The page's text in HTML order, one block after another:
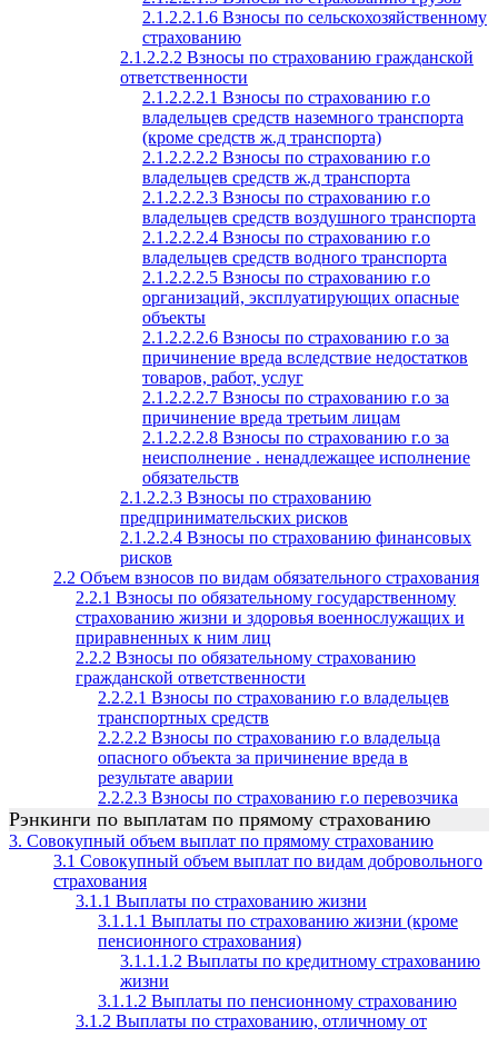
2.1.2.2.1.6 Взносы по сельскохозяйственному
страхованию
2.1.2.2.2 Взносы по страхованию гражданской
ответственности
2.1.2.2.2.1 Взносы по страхованию г.о
владельцев средств наземного транспорта
(кроме средств ж.д транспорта)
2.1.2.2.2.2 Взносы по страхованию г.о
владельцев средств ж.д транспорта
2.1.2.2.2.3 Взносы по страхованию г.о
владельцев средств воздушного транспорта
2.1.2.2.2.4 Взносы по страхованию г.о
владельцев средств водного транспорта
2.1.2.2.2.5 Взносы по страхованию г.о
организаций, эксплуатирующих опасные
объекты
2.1.2.2.2.6 Взносы по страхованию г.о за
причинение вреда вследствие недостатков
товаров, работ, услуг
2.1.2.2.2.7 Взносы по страхованию г.о за
причинение вреда третьим лицам
2.1.2.2.2.8 Взносы по страхованию г.о за
неисполнение . ненадлежащее исполнение
обязательств
2.1.2.2.3 Взносы по страхованию
предпринимательских рисков
2.1.2.2.4 Взносы по страхованию финансовых
рисков
2.2 Объем взносов по видам обязательного страхования
2.2.1 Взносы по обязательному государственному
страхованию жизни и здоровья военнослужащих и
приравненных к ним лиц
2.2.2 Взносы по обязательному страхованию
гражданской ответственности
2.2.2.1 Взносы по страхованию г.о владельцев
транспортных средств
2.2.2.2 Взносы по страхованию г.о владельца
опасного объекта за причинение вреда в
результате аварии
2.2.2.3 Взносы по страхованию г.о перевозчика
Рэнкинги по выплатам по прямому страхованию
3. Совокупный объем выплат по прямому страхованию
3.1 Совокупный объем выплат по видам добровольного
страхования
3.1.1 Выплаты по страхованию жизни
3.1.1.1 Выплаты по страхованию жизни (кроме
пенсионного страхования)
3.1.1.1.2 Выплаты по кредитному страхованию
жизни
3.1.1.2 Выплаты по пенсионному страхованию
3.1.2 Выплаты по страхованию, отличному от